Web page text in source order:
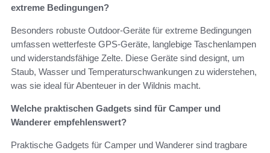
extreme Bedingungen?
Besonders robuste Outdoor-Geräte für extreme Bedingungen
umfassen wetterfeste GPS-Geräte, langlebige Taschenlampen
und widerstandsfähige Zelte. Diese Geräte sind designt, um
Staub, Wasser und Temperaturschwankungen zu widerstehen,
was sie ideal für Abenteuer in der Wildnis macht.
Welche praktischen Gadgets sind für Camper und
Wanderer empfehlenswert?
Praktische Gadgets für Camper und Wanderer sind tragbare